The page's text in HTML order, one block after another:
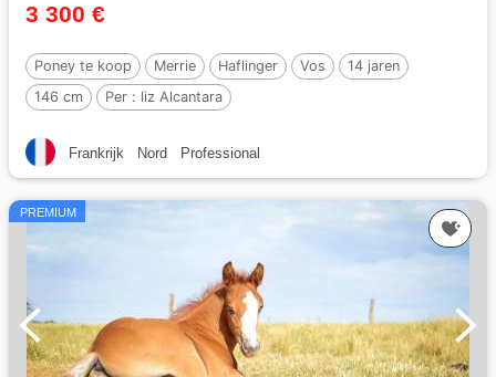
3 300 €
Poney te koop Merrie Haflinger Vos
14 jaren
146 cm
Per : liz Alcantara
Frankrijk Nord Professional
PREMIUM